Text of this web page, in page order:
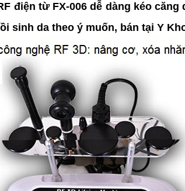
điện từ FX-006 dễ dàng kéo
sinh da theo ý muốn, bán tại Y